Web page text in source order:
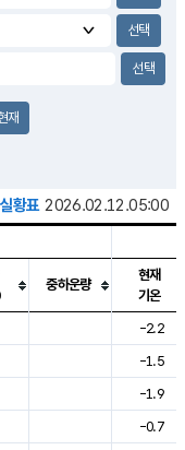
재
황표 2026.02.12.05:00
람, 기압등을 안내한 표입
중하운량
현재
기온
-2.2
-1.5
-1.9
-0.7